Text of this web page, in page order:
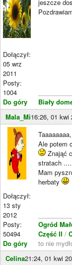
Dołączył:
05 wrz
2011
Posty:
1004
Do góry
jeszcze
Biały
Mala_Mi16:26, 01 kwi
Dołączył:
13 sty
2012
Posty:
50494
Do góry
Ale potem
Znająć
stratach
Mam
herbaty
Ogród
Część II /
to nie
Celina21:24, 01 kwi